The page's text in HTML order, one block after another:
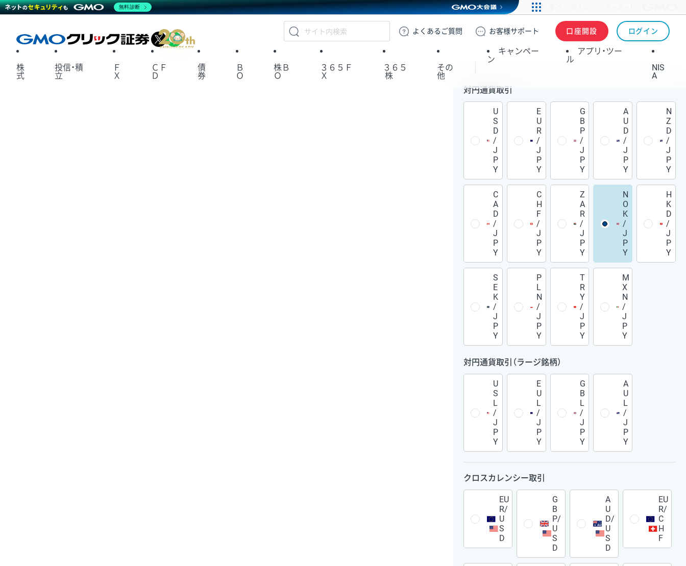
GMOクリック証券
よくある ご質問 お客様サポート 口座開設 ログイン
X
株
式
投信・積
立
Ｆ
Ｘ
ＣＦ
Ｄ
債
券
Ｂ
Ｏ
株Ｂ
Ｏ
３６５Ｆ
Ｘ
３６５
株
その
他
キャンペー
ン
アプリ・ツー
ル
NIS
A
対円通貨取引
U
S
D
/
J
P
Y
E
U
R
/
J
P
Y
G
B
P
/
J
P
Y
A
U
D
/
J
P
Y
N
Z
D
/
J
P
Y
C
A
D
/
J
P
Y
C
H
F
/
J
P
Y
Z
A
R
/
J
P
Y
N
O
K
/
J
P
Y
H
K
D
/
J
P
Y
S
E
K
/
J
P
Y
P
L
N
/
J
P
Y
T
R
Y
/
J
P
Y
M
X
N
/
J
P
Y
対円通貨取引（ラージ銘柄）
U
S
L
/
J
P
Y
E
U
L
/
J
P
Y
G
B
L
/
J
P
Y
A
U
L
/
J
P
Y
クロスカレンシー取引
EU
R/
U
S
D
G
B
P/
U
S
D
A
U
D/
U
S
D
EU
R/
C
H
F
無料診断